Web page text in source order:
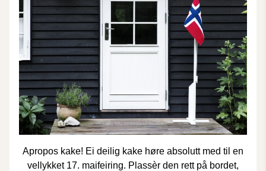
Apropos kake! Ei deilig kake høre absolutt med til en
vellykket 17. maifeiring. Plassèr den rett på bordet,